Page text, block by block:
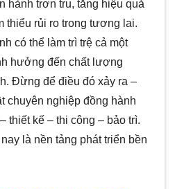
hành trơn tru, tăng hiệu quả
thiểu rủi ro trong tương lai.
có thể làm trì trệ cả một
hưởng đến chất lượng
Đừng để điều đó xảy ra –
chuyên nghiệp đồng hành
thiết kế – thi công – bảo trì.
là nền tảng phát triển bền